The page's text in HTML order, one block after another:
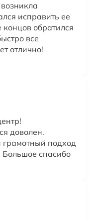
исправить ее
обратился
все
отлично!
доволен.
грамотный подход
спасибо